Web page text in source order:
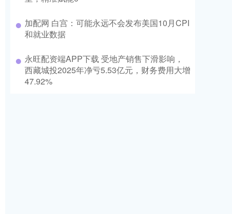
加配网 白宫：可能永远不会发布美国10月CPI
和就业数据
永旺配资端APP下载 受地产销售下滑影响，
西藏城投2025年净亏5.53亿元，财务费用大增
47.92%